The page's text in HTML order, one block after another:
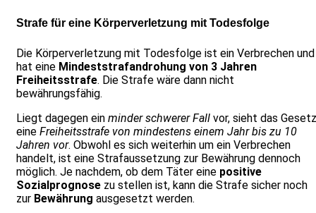
Strafe für eine Körperverletzung mit Todesfolge
Die Körperverletzung mit Todesfolge ist ein Verbrechen und
hat eine Mindeststrafandrohung von 3 Jahren
Freiheitsstrafe. Die Strafe wäre dann nicht
bewährungsfähig.
Liegt dagegen ein minder schwerer Fall vor, sieht das Gesetz
eine Freiheitsstrafe von mindestens einem Jahr bis zu 10
Jahren vor. Obwohl es sich weiterhin um ein Verbrechen
handelt, ist eine Strafaussetzung zur Bewährung dennoch
möglich. Je nachdem, ob dem Täter eine positive
Sozialprognose zu stellen ist, kann die Strafe sicher noch
zur Bewährung ausgesetzt werden.